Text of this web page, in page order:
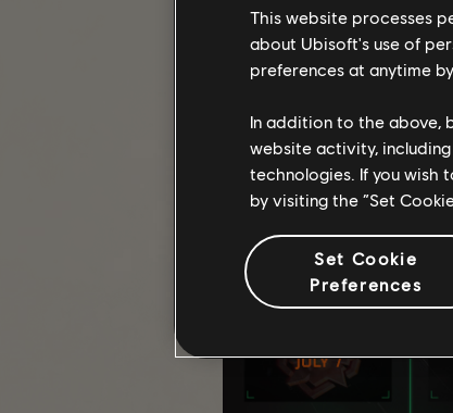
This website processes
about Ubisoft's use of
preferences at anytime
In addition to the above,
website activity,
technologies. If you wish
by visiting the “Set
Set Cookie
Preferences